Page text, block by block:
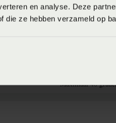
en analyse. Deze
die ze hebben verzameld op
Maximaal 40